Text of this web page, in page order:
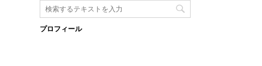
プロフィール